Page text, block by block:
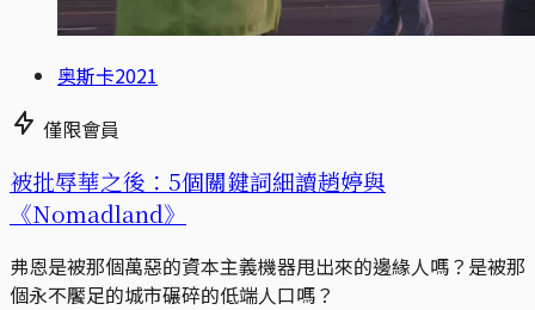
奥斯卡2021
僅限會員
被批辱華之後：5個關鍵詞細讀趙婷與
《Nomadland》
弗恩是被那個萬惡的資本主義機器甩出來的邊緣人嗎？是被那
個永不饜足的城市碾碎的低端人口嗎？